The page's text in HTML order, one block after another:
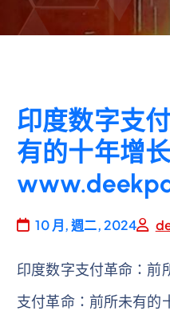
印度数字支
有的十年增长
10 月, 週二, 2024
印度数字支付革命：前
支付革命：前所未有的